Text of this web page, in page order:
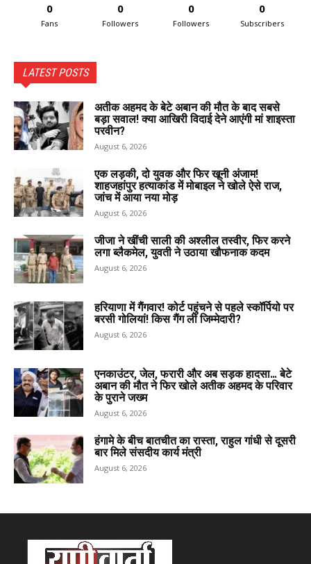
0
Fans
0
Followers
0
Followers
0
Subscribers
LATEST POSTS
अतीक अहमद के बेटे अबान की मौत के बाद सबसे
बड़ा सवाल! क्या आखिरी विदाई देने आएंगी मां शाइस्ता
परवीन?
August 6, 2026
एक लड़की, दो युवक और फिर खूनी अंजाम!
शाहजहांपुर हत्याकांड में मोबाइल ने खोले ऐसे राज,
जांच में आया नया मोड़
August 6, 2026
जीजा ने खींची साली की अश्लील तस्वीर, फिर करने
लगा ब्लैकमेल, युवती ने उठाया खौफनाक कदम
August 6, 2026
हरियाणा में गैंगवार! कोर्ट पहुंचने से पहले स्कॉर्पियो पर
बरसी गोलियां! किस गैंग ली जिम्मेदारी?
August 6, 2026
एनकाउंटर, जेल, फरारी और अब सड़क हादसा… बेटे
अबान की मौत ने फिर खोले अतीक अहमद के परिवार
के पुराने जख्म
August 6, 2026
हंगामे के बीच बातचीत का रास्ता, राहुल गांधी से दूसरी
बार मिले संसदीय कार्य मंत्री
August 6, 2026